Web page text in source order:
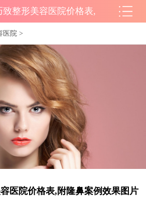
致整形美容医院价格表,
医院 >
医院价格表,附隆鼻案例效果图片